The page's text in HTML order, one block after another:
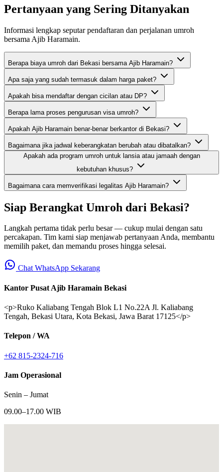
Pertanyaan yang Sering Ditanyakan
Informasi lengkap seputar pendaftaran dan perjalanan umroh
bersama Ajib Haramain.
Berapa biaya umroh dari Bekasi bersama Ajib Haramain?
Apa saja yang sudah termasuk dalam harga paket?
Apakah bisa mendaftar dengan cicilan atau DP?
Berapa lama proses pengurusan visa umroh?
Apakah Ajib Haramain benar-benar berkantor di Bekasi?
Bagaimana jika jadwal keberangkatan berubah atau dibatalkan?
Apakah ada program umroh untuk lansia atau jamaah dengan
kebutuhan khusus?
Bagaimana cara memverifikasi legalitas Ajib Haramain?
Siap Berangkat Umroh dari Bekasi?
Langkah pertama tidak perlu besar — cukup mulai dengan satu
percakapan. Tim kami siap menjawab pertanyaan Anda, membantu
memilih paket, dan memandu proses hingga selesai.
Chat WhatsApp Sekarang
Kantor Pusat Ajib Haramain Bekasi
<p>Ruko Kaliabang Tengah Blok L1 No.22A Jl. Kaliabang
Tengah, Bekasi Utara, Kota Bekasi, Jawa Barat 17125</p>
Telepon / WA
+62 815-2324-716
Jam Operasional
Senin – Jumat
09.00–17.00 WIB